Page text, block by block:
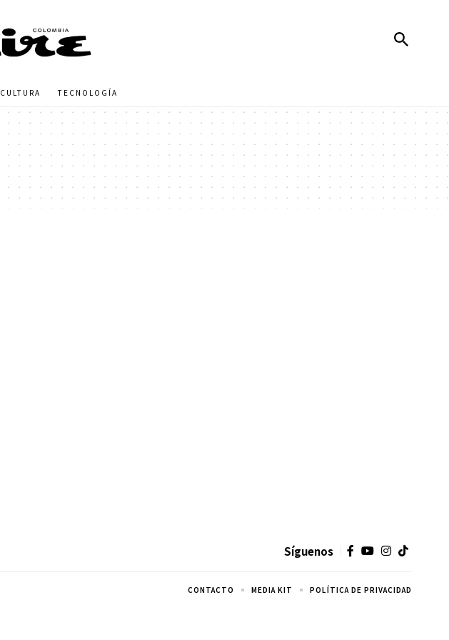
CULTURA TECNOLOGÍA
Síguenos
CONTACTO MEDIA KIT POLÍTICA DE PRIVACIDAD